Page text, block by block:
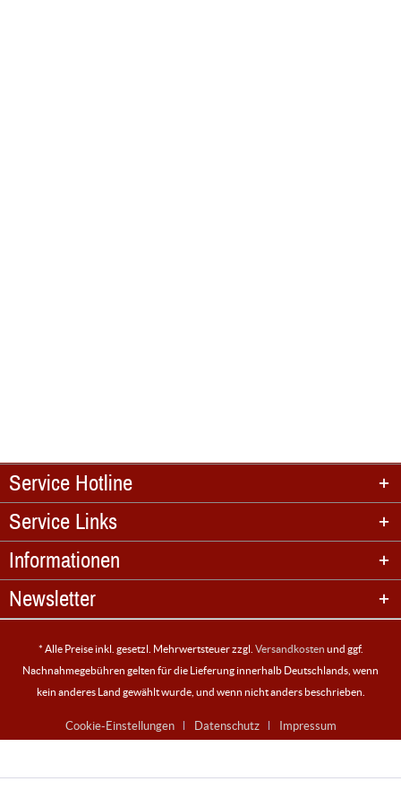
Service Hotline
Service Links
Informationen
Newsletter
* Alle Preise inkl. gesetzl. Mehrwertsteuer zzgl. Versandkosten und ggf.
Nachnahmegebühren gelten für die Lieferung innerhalb Deutschlands, wenn
kein anderes Land gewählt wurde, und wenn nicht anders beschrieben.
Cookie-Einstellungen Datenschutz Impressum